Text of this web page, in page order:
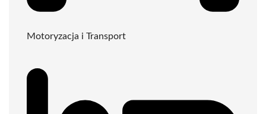
Motoryzacja i Transport